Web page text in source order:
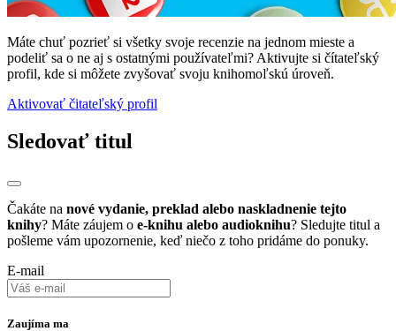
Máte chuť pozrieť si všetky svoje recenzie na jednom mieste a
podeliť sa o ne aj s ostatnými používateľmi? Aktivujte si čítateľský
profil, kde si môžete zvyšovať svoju knihomoľskú úroveň.
Aktivovať čitateľský profil
Sledovať titul
Čakáte na nové vydanie, preklad alebo naskladnenie tejto
knihy? Máte záujem o e-knihu alebo audioknihu? Sledujte titul a
pošleme vám upozornenie, keď niečo z toho pridáme do ponuky.
E-mail
Zaujíma ma